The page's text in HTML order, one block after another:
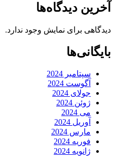
آخرین دیدگاه‌ها
دیدگاهی برای نمایش وجود ندارد.
بایگانی‌ها
سپتامبر 2024
آگوست 2024
جولای 2024
ژوئن 2024
می 2024
آوریل 2024
مارس 2024
فوریه 2024
ژانویه 2024